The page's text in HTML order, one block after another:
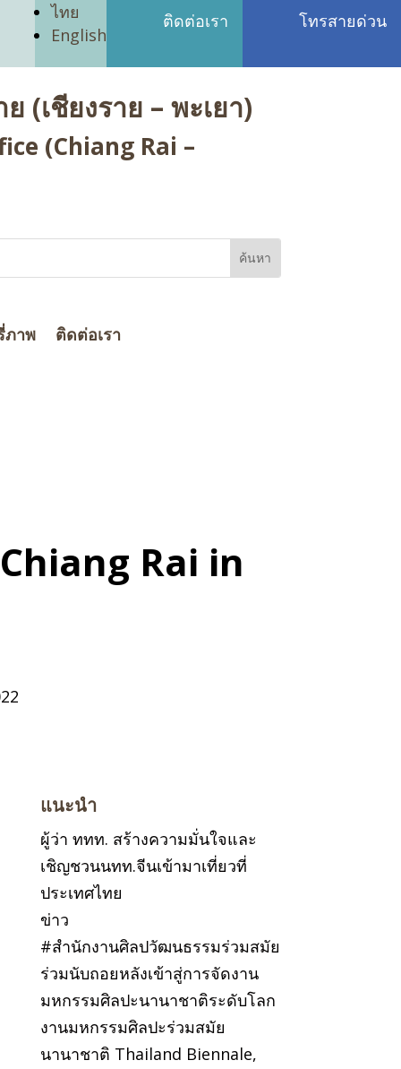
ไทย
English
ติดต่อเรา โทรสายด่วน
(เชียงราย – พะเยา)
(Chiang Rai –
ภาพ ติดต่อเรา
Rai in
แนะนำ
ผู้ว่า ททท. สร้างความมั่นใจและ
เชิญชวนนทท.จีนเข้ามาเที่ยวที่
ประเทศไทย
ข่าว
#สำนักงานศิลปวัฒนธรรมร่วมสมัย
ร่วมนับถอยหลังเข้าสู่การจัดงาน
มหกรรมศิลปะนานาชาติระดับโลก
งานมหกรรมศิลปะร่วมสมัย
นานาชาติ Thailand Biennale,